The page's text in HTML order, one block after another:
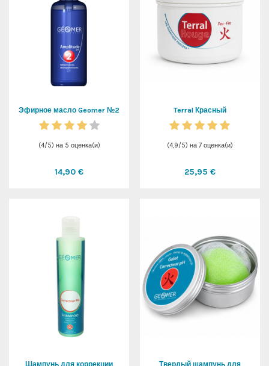
Эфирное масло Geomer №2
(4/5) на 5 оценка(и)
14,90 €
Terral Красный
(4,9/5) на 7оценка(и)
25,95 €
Шампунь для коррекции
Твердый шампунь для